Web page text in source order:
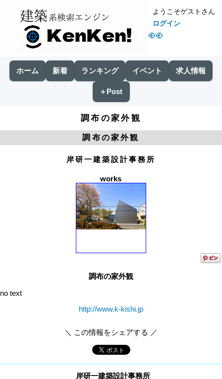
👀
ようこそゲストさん
ログイン
ホーム 新着 ランキング イベント 求人情報
＋Post
調布の家外観
調布の家外観
岸研一建築設計事務所
works
調布の家外観
no text
http://www.k-kishi.jp
＼ この情報をシェアする ／
岸研一建築設計事務所